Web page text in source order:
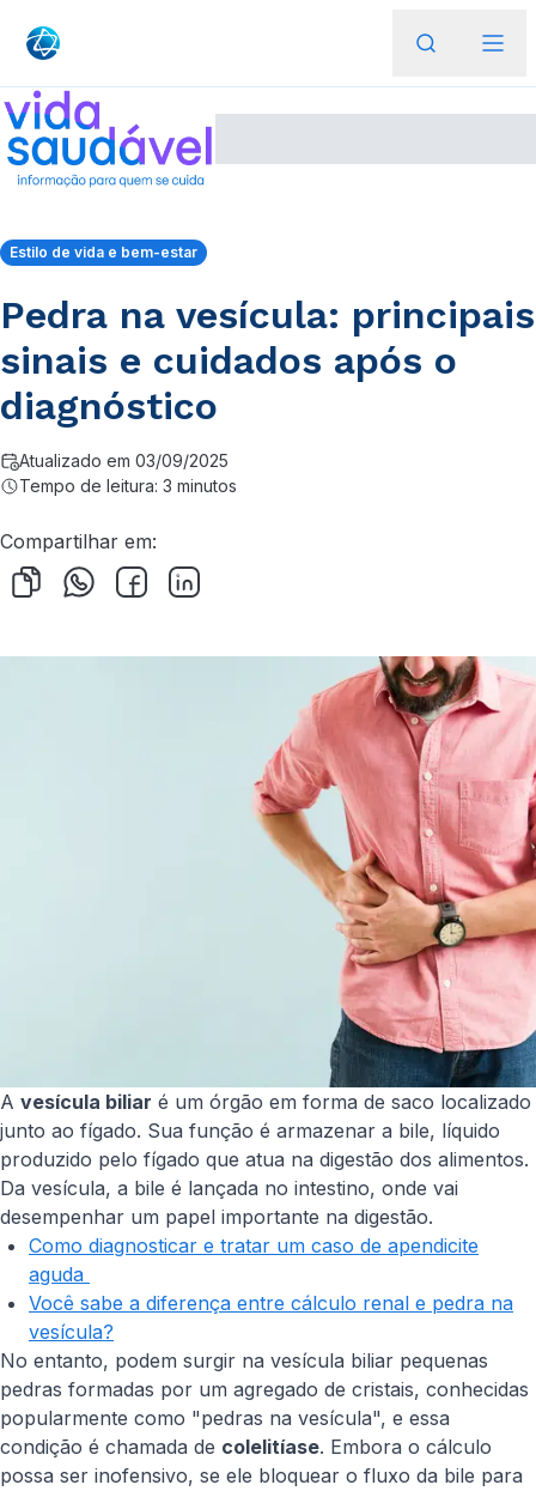
Estilo de vida e bem-estar
Pedra na vesícula: principais
sinais e cuidados após o
diagnóstico
Atualizado em 03/09/2025
Tempo de leitura: 3 minutos
Compartilhar em:
A vesícula biliar é um órgão em forma de saco localizado
junto ao fígado. Sua função é armazenar a bile, líquido
produzido pelo fígado que atua na digestão dos alimentos.
Da vesícula, a bile é lançada no intestino, onde vai
desempenhar um papel importante na digestão.
Como diagnosticar e tratar um caso de apendicite
aguda
Você sabe a diferença entre cálculo renal e pedra na
vesícula?
No entanto, podem surgir na vesícula biliar pequenas
pedras formadas por um agregado de cristais, conhecidas
popularmente como "pedras na vesícula", e essa
condição é chamada de colelitíase. Embora o cálculo
possa ser inofensivo, se ele bloquear o fluxo da bile para